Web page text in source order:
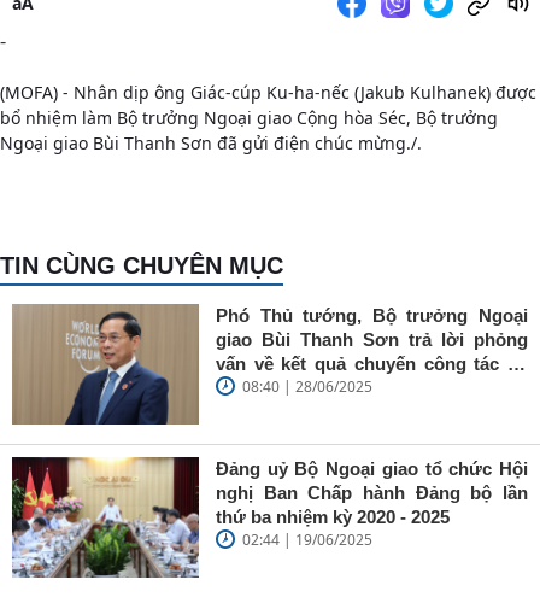
-
(MOFA) - Nhân dịp ông Giác-cúp Ku-ha-nếc (Jakub Kulhanek) được
bổ nhiệm làm Bộ trưởng Ngoại giao Cộng hòa Séc, Bộ trưởng
Ngoại giao Bùi Thanh Sơn đã gửi điện chúc mừng./.
TIN CÙNG CHUYÊN MỤC
Phó Thủ tướng, Bộ trưởng Ngoại
giao Bùi Thanh Sơn trả lời phỏng
vấn về kết quả chuyến công tác tại
Trung Quốc của Thủ tướng Chính
08:40 | 28/06/2025
Đảng uỷ Bộ Ngoại giao tổ chức Hội
nghị Ban Chấp hành Đảng bộ lần
thứ ba nhiệm kỳ 2020 - 2025
02:44 | 19/06/2025